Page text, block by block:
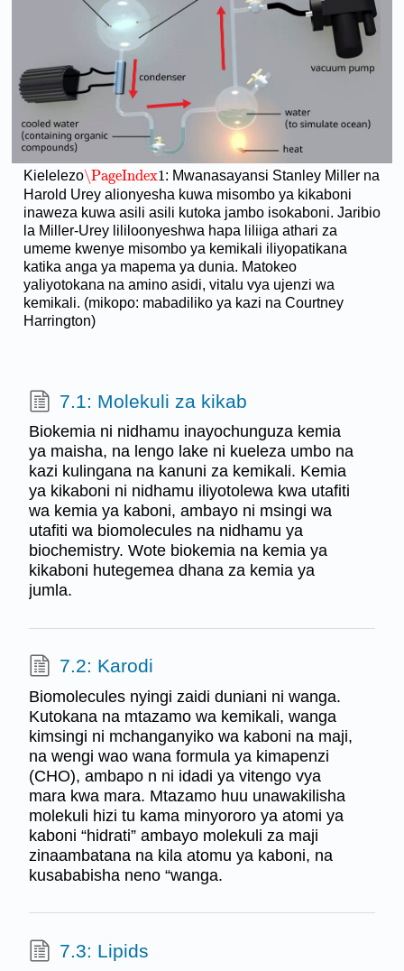
Kielelezo\PageIndex1
\PageIndex1: Mwanasayansi Stanley Miller na
Harold Urey alionyesha kuwa misombo ya kikaboni
inaweza kuwa asili asili kutoka jambo isokaboni. Jaribio
la Miller-Urey lililoonyeshwa hapa liliiga athari za
umeme kwenye misombo ya kemikali iliyopatikana
katika anga ya mapema ya dunia. Matokeo
yaliyotokana na amino asidi, vitalu vya ujenzi wa
kemikali. (mikopo: mabadiliko ya kazi na Courtney
Harrington)
7.1: Molekuli za kikab
Biokemia ni nidhamu inayochunguza kemia
ya maisha, na lengo lake ni kueleza umbo na
kazi kulingana na kanuni za kemikali. Kemia
ya kikaboni ni nidhamu iliyotolewa kwa utafiti
wa kemia ya kaboni, ambayo ni msingi wa
utafiti wa biomolecules na nidhamu ya
biochemistry. Wote biokemia na kemia ya
kikaboni hutegemea dhana za kemia ya
jumla.
7.2: Karodi
Biomolecules nyingi zaidi duniani ni wanga.
Kutokana na mtazamo wa kemikali, wanga
kimsingi ni mchanganyiko wa kaboni na maji,
na wengi wao wana formula ya kimapenzi
(CHO), ambapo n ni idadi ya vitengo vya
mara kwa mara. Mtazamo huu unawakilisha
molekuli hizi tu kama minyororo ya atomi ya
kaboni “hidrati” ambayo molekuli za maji
zinaambatana na kila atomu ya kaboni, na
kusababisha neno “wanga.
7.3: Lipids